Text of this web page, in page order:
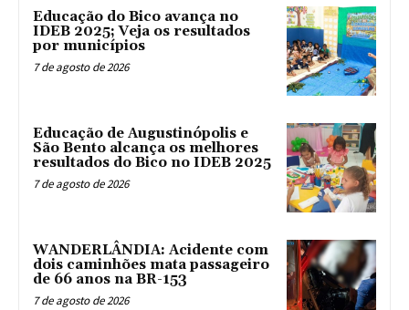
Educação do Bico avança no
IDEB 2025; Veja os resultados
por municípios
7 de agosto de 2026
Educação de Augustinópolis e
São Bento alcança os melhores
resultados do Bico no IDEB 2025
7 de agosto de 2026
WANDERLÂNDIA: Acidente com
dois caminhões mata passageiro
de 66 anos na BR-153
7 de agosto de 2026